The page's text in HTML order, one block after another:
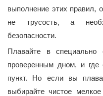
выполнение этих правил,
не трусость, а
безопасности.
Плавайте в
проверенным дном, и где
пункт. Но если вы
выбирайте чистое